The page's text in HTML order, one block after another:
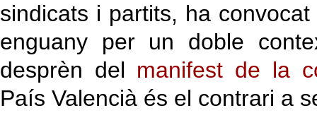
sindicats i partits, ha
enguany per un doble
desprèn del manifest de la
País Valencià és el contrari a